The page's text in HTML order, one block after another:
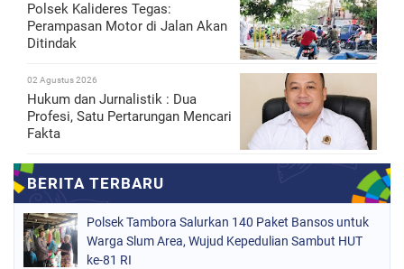
Polsek Kalideres Tegas:
Perampasan Motor di Jalan Akan
Ditindak
02 Agustus 2026
Hukum dan Jurnalistik : Dua
Profesi, Satu Pertarungan Mencari
Fakta
Polsek Tambora Salurkan 140 Paket Bansos untuk
Warga Slum Area, Wujud Kepedulian Sambut HUT
ke-81 RI